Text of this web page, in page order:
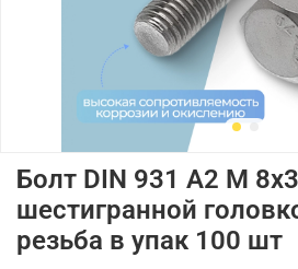
Болт DIN 931 А2 M
шестигранной
резьба в упак 100 шт